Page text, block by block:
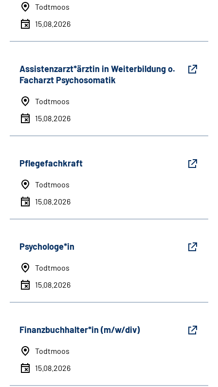
Todtmoos
15.08.2026
Assistenzarzt*ärztin in Weiterbildung o.
Facharzt Psychosomatik
Todtmoos
15.08.2026
Pflegefachkraft
Todtmoos
15.08.2026
Psychologe*in
Todtmoos
15.08.2026
Finanzbuchhalter*in (m/w/div)
Todtmoos
15.08.2026